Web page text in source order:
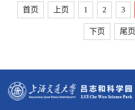
首页 上页 1 2 3
下页 尾页